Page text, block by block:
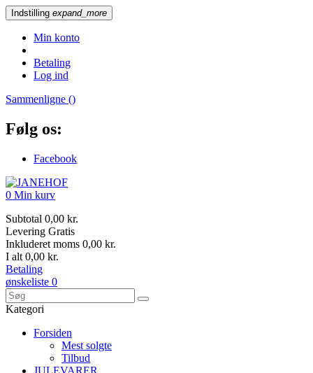
Indstilling expand_more
Min konto
Betaling
Log ind
Sammenligne ()
Følg os:
Facebook
0 Min kurv
Subtotal 0,00 kr.
Levering Gratis
Inkluderet moms 0,00 kr.
I alt 0,00 kr.
Betaling
ønskeliste 0
Kategori
Forsiden
Mest solgte
Tilbud
JULEVARER